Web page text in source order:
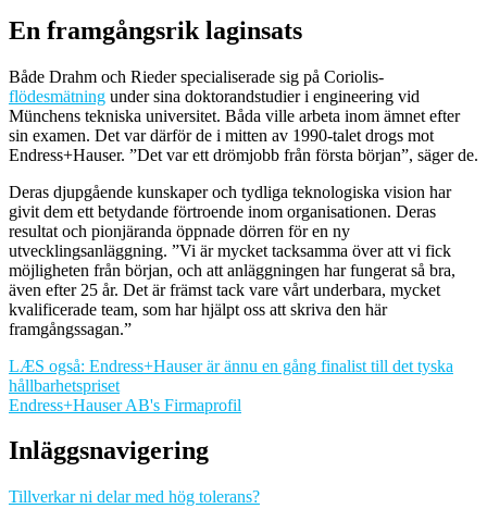
En framgångsrik laginsats
Både Drahm och Rieder specialiserade sig på Coriolis-
flödesmätning under sina doktorandstudier i engineering vid
Münchens tekniska universitet. Båda ville arbeta inom ämnet efter
sin examen. Det var därför de i mitten av 1990-talet drogs mot
Endress+Hauser. ”Det var ett drömjobb från första början”, säger de.
Deras djupgående kunskaper och tydliga teknologiska vision har
givit dem ett betydande förtroende inom organisationen. Deras
resultat och pionjäranda öppnade dörren för en ny
utvecklingsanläggning. ”Vi är mycket tacksamma över att vi fick
möjligheten från början, och att anläggningen har fungerat så bra,
även efter 25 år. Det är främst tack vare vårt underbara, mycket
kvalificerade team, som har hjälpt oss att skriva den här
framgångssagan.”
LÆS også: Endress+Hauser är ännu en gång finalist till det tyska
hållbarhetspriset
Endress+Hauser AB's Firmaprofil
Inläggsnavigering
Tillverkar ni delar med hög tolerans?